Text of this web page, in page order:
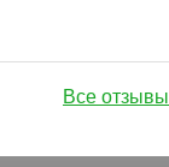
Все отзывы